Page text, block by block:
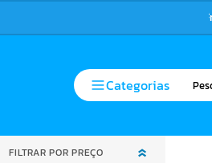
Categorias
FILTRAR POR PREÇO